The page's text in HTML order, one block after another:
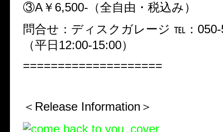
③A￥6,500-（全自由・税込み）
問合せ：ディスクガレージ ℡：050-
（平日12:00-15:00）
====================
＜Release Information＞